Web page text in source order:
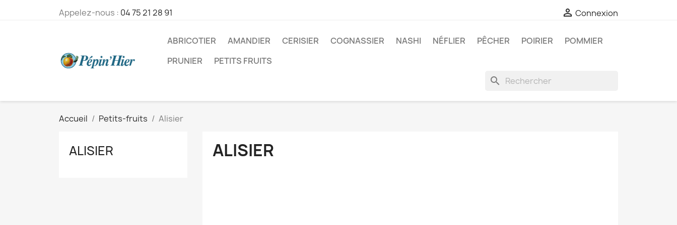
Appelez-nous : 04 75 21 28 91  Connexion
ABRICOTIER AMANDIER CERISIER COGNASSIER NASHI NÉFLIER PÊCHER POIRIER
POMMIER
PRUNIER
PETITS FRUITS
search
Accueil Petits-fruits Alisier
ALISIER ALISIER